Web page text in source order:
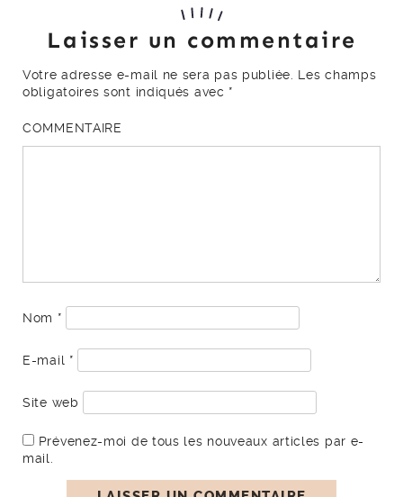
Laisser un commentaire
Votre adresse e-mail ne sera pas publiée.
Les champs
obligatoires sont indiqués avec *
COMMENTAIRE
Nom *
E-mail *
Site web
Prévenez-moi de tous les nouveaux articles par e-
mail.